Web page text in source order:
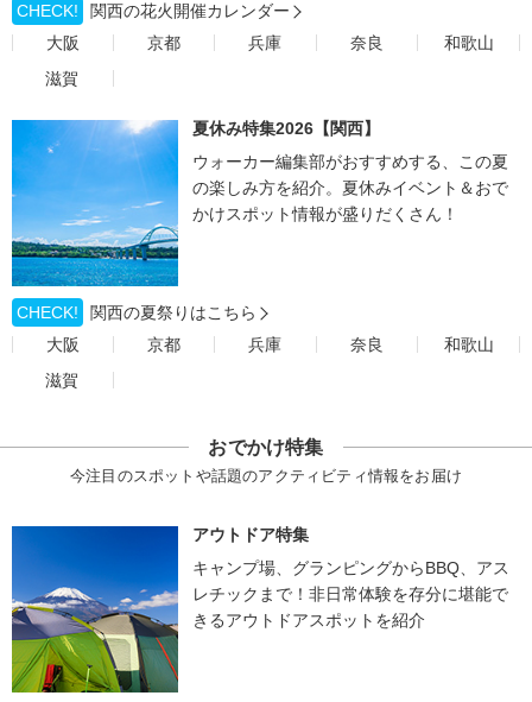
CHECK!
関西の花火開催カレンダー
大阪
京都 兵庫 奈良
和歌山
滋賀
夏休み特集2026【関西】
ウォーカー編集部がおすすめする、この夏
の楽しみ方を紹介。夏休みイベント＆おで
かけスポット情報が盛りだくさん！
CHECK!
関西の夏祭りはこちら
大阪
京都 兵庫 奈良
和歌山
滋賀
おでかけ特集
今注目のスポットや話題のアクティビティ情報をお届け
アウトドア特集
キャンプ場、グランピングからBBQ、アス
レチックまで！非日常体験を存分に堪能で
きるアウトドアスポットを紹介